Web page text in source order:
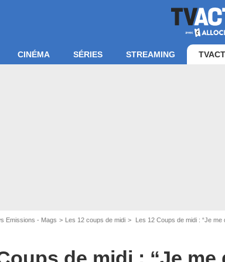
CINÉMA SÉRIES STREAMING
Emissions - Mags Les 12 coups de midi Les 12 Coups de midi : “Je